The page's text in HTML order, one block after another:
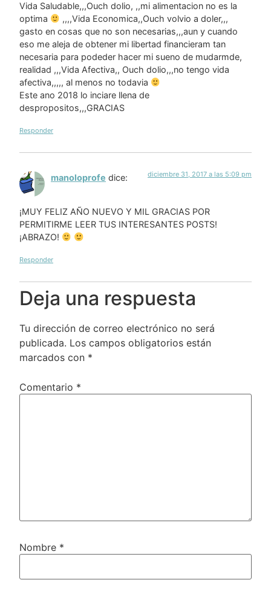
Vida Saludable,,,Ouch dolio, ,,mi alimentacion no es la
optima
,,,,Vida Economica,,Ouch volvio a doler,,,
gasto en cosas que no son necesarias,,,aun y cuando
eso me aleja de obtener mi libertad financieram tan
necesaria para podeder hacer mi sueno de mudarmde,
realidad ,,,Vida Afectiva,, Ouch dolio,,,no tengo vida
afectiva,,,,, al menos no todavia
Este ano 2018 lo inciare llena de
despropositos,,,GRACIAS
Responder
manoloprofe dice: diciembre 31, 2017 a las 5:09 pm
¡MUY FELIZ AÑO NUEVO Y MIL GRACIAS POR
PERMITIRME LEER TUS INTERESANTES POSTS!
¡ABRAZO!
Responder
Deja una respuesta
Tu dirección de correo electrónico no será
publicada. Los campos obligatorios están
marcados con *
Comentario *
Nombre *